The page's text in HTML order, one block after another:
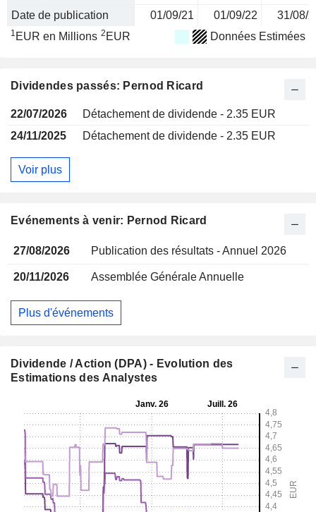
Date de publication 01/09/21 01/09/22 31/08/
1 EUR en Millions 2 EUR Données Estimées
Dividendes passés: Pernod Ricard
22/07/2026
Détachement de dividende - 2.35 EUR
24/11/2025
Détachement de dividende - 2.35 EUR
Voir plus
Evénements à venir: Pernod Ricard
27/08/2026 Publication des résultats - Annuel 2026
20/11/2026 Assemblée Générale Annuelle
Plus d'événements
Dividende / Action (DPA) - Evolution des
Estimations des Analystes